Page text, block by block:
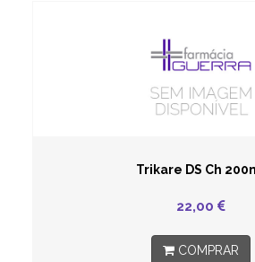
Trikare DS Ch
22,00
COMPRAR